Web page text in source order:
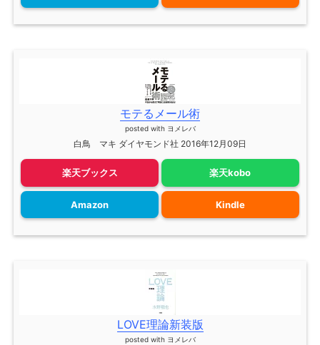
モテるメール術
posted with ヨメレバ
白鳥 マキ ダイヤモンド社 2016年12月09日
楽天ブックス 楽天kobo
Amazon Kindle
LOVE理論新装版
posted with ヨメレバ